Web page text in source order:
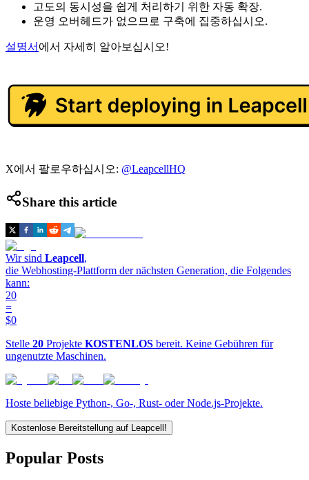
고도의 동시성을 쉽게 처리하기 위한 자동 확장.
운영 오버헤드가 없으므로 구축에 집중하십시오.
설명서 에서 자세히 알아보십시오!
X에서 팔로우하십시오: @LeapcellHQ
Share this article
Wir sind Leapcell,
die Webhosting-Plattform der nächsten Generation, die Folgendes
kann:
20
=
$0
Stelle 20 Projekte KOSTENLOS bereit. Keine Gebühren für
ungenutzte Maschinen.
Hoste beliebige Python-, Go-, Rust- oder Node.js-Projekte.
Kostenlose Bereitstellung auf Leapcell!
Popular Posts